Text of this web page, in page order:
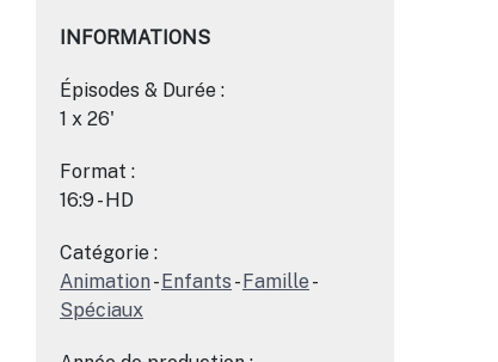
INFORMATIONS
Épisodes & Durée :
1 x 26'
Format :
16:9 - HD
Catégorie :
Animation-Enfants -Famille -
Spéciaux